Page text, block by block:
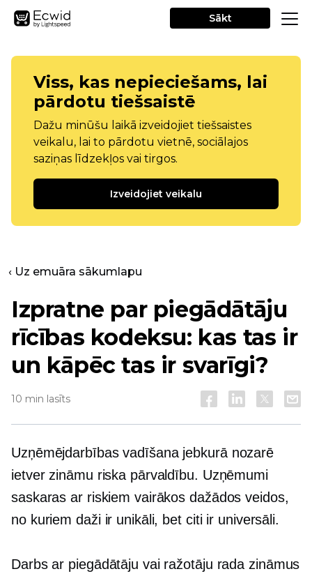
Sākt
Viss, kas nepieciešams, lai
pārdotu tiešsaistē
Dažu minūšu laikā izveidojiet tiešsaistes
veikalu, lai to pārdotu vietnē, sociālajos
saziņas līdzekļos vai tirgos.
Izveidojiet veikalu
‹ Uz emuāra sākumlapu
Izpratne par piegādātāju
rīcības kodeksu: kas tas ir
un kāpēc tas ir svarīgi?
10 min lasīts
Uzņēmējdarbības vadīšana jebkurā nozarē
ietver zināmu riska pārvaldību. Uzņēmumi
saskaras ar riskiem vairākos dažādos veidos,
no kuriem daži ir unikāli, bet citi ir universāli.
Darbs ar piegādātāju vai ražotāju rada zināmus